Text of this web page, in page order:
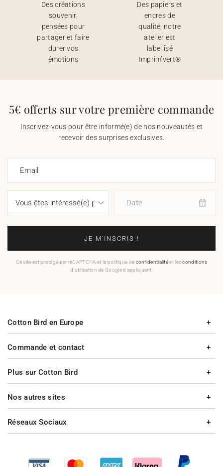
Des créations
souvenir,
pensées pour
partager et faire
durer vos
émotions
Des papiers et
encres de
qualité, notre
atelier est
labellisé
Imprim’vert®
5€ offerts sur votre première commande
Inscrivez-vous pour être informé(e) de nos nouveautés et
recevoir des surprises exclusives.
Email
Date
JE M'INSCRIS !
Ce site est protégé par reCAPTCHA et la politique de confidentialitéet lesconditions
d'utilisation de Google s'appliquent.
Commande et contact
Plus sur Cotton Bird
Cotton Bird en Europe
Nos autres sites
Réseaux Sociaux